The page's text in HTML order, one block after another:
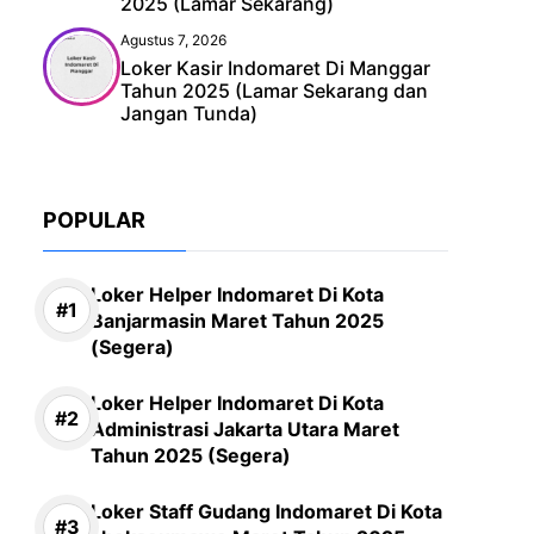
Agustus 7, 2026
Loker Kasir Indomaret Di Manggar
Tahun 2025 (Lamar Sekarang dan
Jangan Tunda)
POPULAR
Loker Helper Indomaret Di Kota
Banjarmasin Maret Tahun 2025
(Segera)
Loker Helper Indomaret Di Kota
Administrasi Jakarta Utara Maret
Tahun 2025 (Segera)
Loker Staff Gudang Indomaret Di Kota